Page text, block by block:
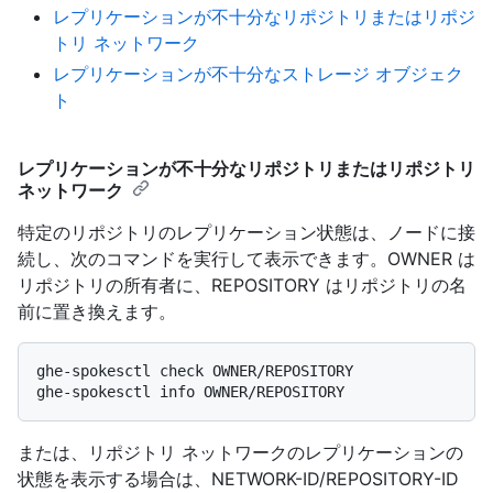
レプリケーションが不十分なリポジトリまたはリポジ
トリ ネットワーク
レプリケーションが不十分なストレージ オブジェク
ト
レプリケーションが不十分なリポジトリまたはリポジトリ
ネットワーク
特定のリポジトリのレプリケーション状態は、ノードに接
続し、次のコマンドを実行して表示できます。OWNER は
リポジトリの所有者に、REPOSITORY はリポジトリの名
前に置き換えます。
ghe-spokesctl check OWNER/REPOSITORY
または、リポジトリ ネットワークのレプリケーションの
状態を表示する場合は、NETWORK-ID/REPOSITORY-ID